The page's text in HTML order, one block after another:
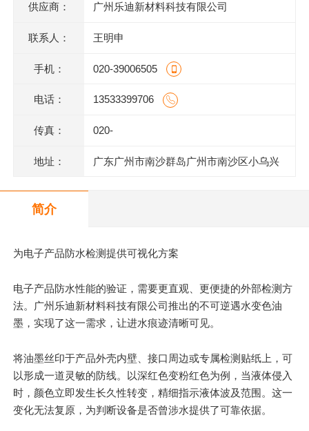
供应商： 广州乐迪新材料科技有限公司
联系人： 王明申
手机： 020-39006505
电话： 13533399706
传真： 020-
地址： 广东广州市南沙群岛广州市南沙区小乌兴
简介
为电子产品防水检测提供可视化方案
电子产品防水性能的验证，需要更直观、更便捷的外部检测方
法。广州乐迪新材料科技有限公司推出的不可逆遇水变色油
墨，实现了这一需求，让进水痕迹清晰可见。
将油墨丝印于产品外壳内壁、接口周边或专属检测贴纸上，可
以形成一道灵敏的防线。以深红色变粉红色为例，当液体侵入
时，颜色立即发生长久性转变，精细指示液体波及范围。这一
变化无法复原，为判断设备是否曾涉水提供了可靠依据。